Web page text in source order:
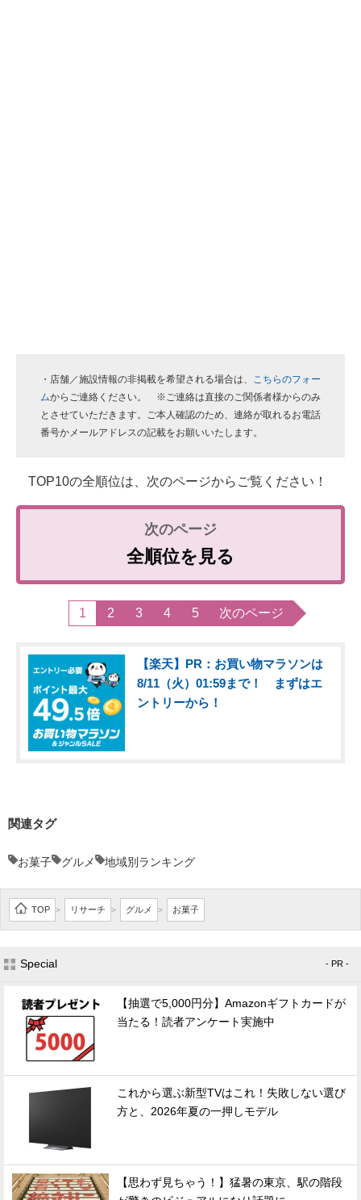
・店舗／施設情報の非掲載を希望される場合は、 こちらのフォー
ムからご連絡ください。 ※ご連絡は直接のご関係者様からのみ
とさせていただきます。ご本人確認のため、連絡が取れるお電話
番号かメールアドレスの記載をお願いいたします。
TOP10の全順位は、次のページからご覧ください！
全順位を見る
1 2 3 4 5 次のページ
【楽天】PR：お買い物マラソンは
8/11（火）01:59まで！ まずはエ
ントリーから！
関連タグ
お菓子 グルメ 地域別ランキング
TOP > リサーチ > グルメ > お菓子
Special - PR -
【抽選で5,000円分】Amazonギフトカードが
当たる！読者アンケート実施中
これから選ぶ新型TVはこれ！失敗しない選び
方と、2026年夏の一押しモデル
【思わず見ちゃう！】猛暑の東京、駅の階段